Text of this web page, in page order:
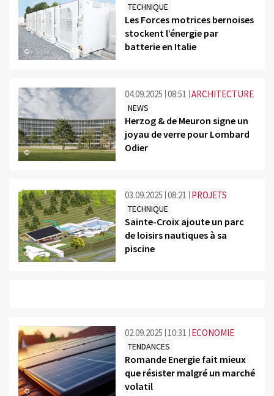
©
TECHNIQUE
Les Forces motrices bernoises
stockent l’énergie par
batterie en Italie
©
04.09.2025 08:51 ARCHITECTURE
NEWS
Herzog & de Meuron signe un
joyau de verre pour Lombard
Odier
©
03.09.2025 08:21 PROJETS
TECHNIQUE
Sainte-Croix ajoute un parc
de loisirs nautiques à sa
piscine
©
02.09.2025 10:31 ECONOMIE
TENDANCES
Romande Energie fait mieux
que résister malgré un marché
volatil